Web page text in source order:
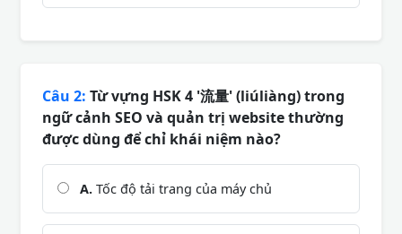
Câu 2: Từ vựng HSK 4 '流量' (liúliàng) trong
ngữ cảnh SEO và quản trị website thường
được dùng để chỉ khái niệm nào?
A. Tốc độ tải trang của máy chủ